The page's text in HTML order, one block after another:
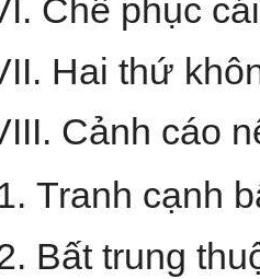
Chế phục
Hai thứ
Cảnh cáo
Tranh cạnh
Bất trung